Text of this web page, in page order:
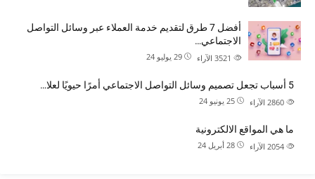
أفضل 7 طرق لتقديم خدمة العملاء عبر وسائل التواصل
الاجتماعي…
29 يوليو 24 الآراء
5 أسباب تجعل تصميم وسائل التواصل الاجتماعي أمرًا حيويًا لعلا…
25 يونيو 24 الآراء
ما هي المواقع الالكترونية
28 أبريل 24 الآراء